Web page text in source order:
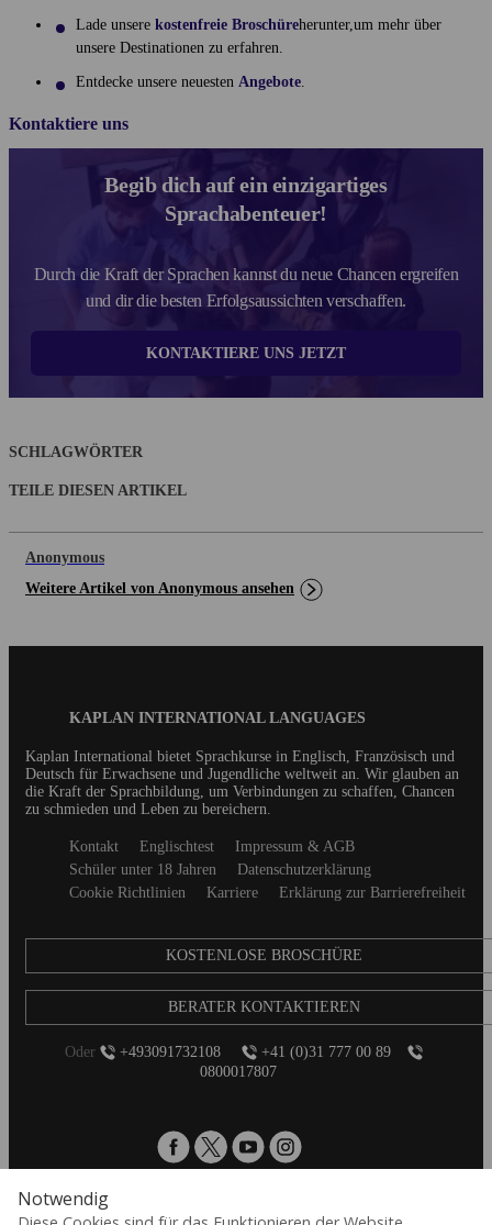
Notwendig
Lade unsere kostenfreie Broschüreherunter,um mehr über
unsere Destinationen zu erfahren.
Entdecke unsere neuesten Angebote
Kontaktiere uns
Begib dich auf ein einzigartiges
Sprachabenteuer!
Durch die Kraft der Sprachen kannst du neue Chancen ergreifen
und dir die besten Erfolgsaussichten verschaffen.
KONTAKTIERE UNS JETZT
SCHLAGWÖRTER
TEILE DIESEN ARTIKEL
Anonymous
Weitere Artikel von Anonymous ansehen
KAPLAN INTERNATIONAL LANGUAGES
Kaplan International bietet Sprachkurse in Englisch, Französisch und
Deutsch für Erwachsene und Jugendliche weltweit an. Wir glauben an
die Kraft der Sprachbildung, um Verbindungen zu schaffen, Chancen
zu schmieden und Leben zu bereichern.
Secondary
Kontakt Englischtest
Impressum & AGB
Schüler unter 18 Jahren
Datenschutzerklärung
Cookie Richtlinien
Karriere Erklärung zur Barrierefreiheit
KOSTENLOSE BROSCHÜRE
BERATER KONTAKTIEREN
Oder +493091732108
+41 (0)31 777 00 89
0800017807